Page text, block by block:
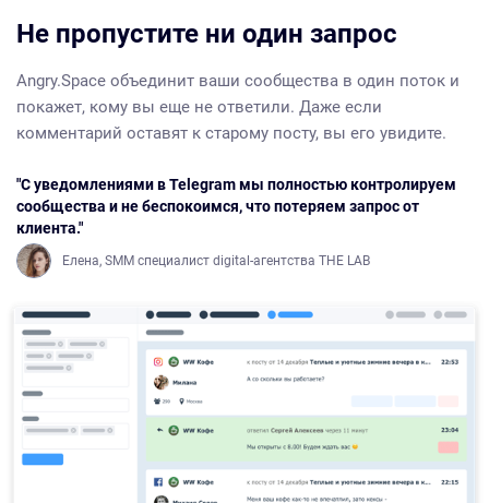
Не пропустите ни один запрос
Angry.Space объединит ваши сообщества в один поток и
покажет, кому вы еще не ответили. Даже если
комментарий оставят к старому посту, вы его увидите.
"С уведомлениями в Telegram мы полностью контролируем
сообщества и не беспокоимся, что потеряем запрос от
клиента."
Елена, SMM специалист digital-агентства THE LAB